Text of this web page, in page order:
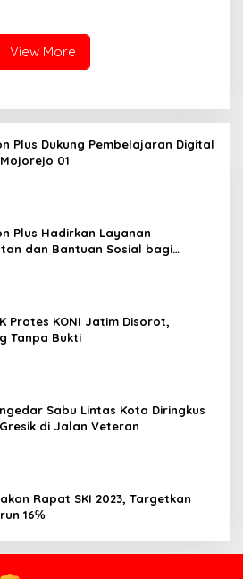
View More
Plus Dukung Pembelajaran Digital
01
Plus Hadirkan Layanan
dan Bantuan Sosial bagi
Protes KONI Jatim Disorot,
Tanpa Bukti
Sabu Lintas Kota Diringkus
di Jalan Veteran
Rapat SKI 2023, Targetkan
16℅